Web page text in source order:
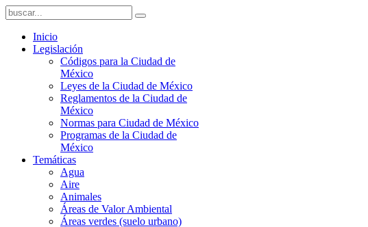
Inicio
Legislación
Códigos para la Ciudad de
México
Leyes de la Ciudad de México
Reglamentos de la Ciudad de
México
Normas para Ciudad de México
Programas de la Ciudad de
México
Temáticas
Agua
Aire
Animales
Áreas de Valor Ambiental
Áreas verdes (suelo urbano)